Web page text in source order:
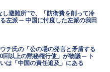
し避難所"で、「防衛費を削って冷
左派 ─ 中国に忖度した左派の我田
チ氏の「公の場の発言と矛盾する
回以上の黙秘権行使」が物議 ─ ト
は「中国の責任追及」にある